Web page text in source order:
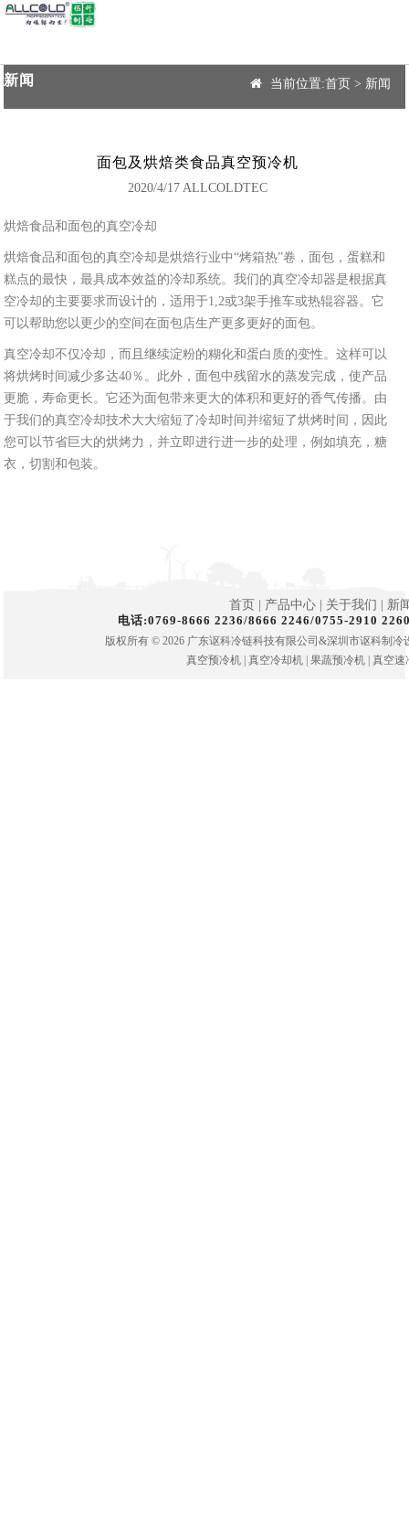
新闻 当前位置:首页 > 新闻
面包及烘焙类食品真空预冷机
2020/4/17 ALLCOLDTEC
烘焙食品和面包的真空冷却
烘焙食品和面包的真空冷却是烘焙行业中“烤箱热”卷，面包，蛋糕和
糕点的最快，最具成本效益的冷却系统。我们的真空冷却器是根据真
空冷却的主要要求而设计的，适用于1,2或3架手推车或热辊容器。它
可以帮助您以更少的空间在面包店生产更多更好的面包。
真空冷却不仅冷却，而且继续淀粉的糊化和蛋白质的变性。这样可以
将烘烤时间减少多达40％。此外，面包中残留水的蒸发完成，使产品
更脆，寿命更长。它还为面包带来更大的体积和更好的香气传播。由
于我们的真空冷却技术大大缩短了冷却时间并缩短了烘烤时间，因此
您可以节省巨大的烘烤力，并立即进行进一步的处理，例如填充，糖
衣，切割和包装。
首页 产品中心| 关于我们
新
电话:0769-8666 2236/8666 2246/0755-2910
版权所有 © 2026 广东讴科冷链科技有限公司&深圳市讴科制冷
真空预冷机 |真空冷却机 |果蔬预冷机 |真空速